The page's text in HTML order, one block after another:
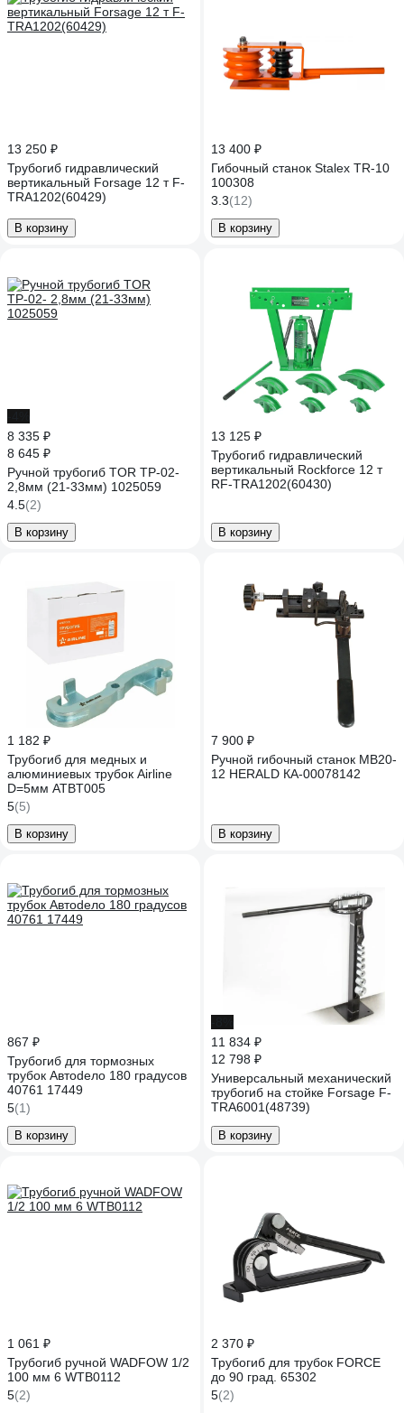
13 250 ₽
Трубогиб гидравлический
вертикальный Forsage 12 т F-
TRA1202(60429)
В корзину
13 400 ₽
Гибочный станок Stalex TR-10
100308
3.3(12)
В корзину
8 335 ₽
8 645 ₽
Ручной трубогиб TOR ТР-02-
2,8мм (21-33мм) 1025059
4.5(2)
В корзину
13 125 ₽
Трубогиб гидравлический
вертикальный Rockforce 12 т
RF-TRA1202(60430)
В корзину
1 182 ₽
Трубогиб для медных и
алюминиевых трубок Airline
D=5мм ATBT005
5(5)
В корзину
7 900 ₽
Ручной гибочный станок MB20-
12 HERALD КА-00078142
В корзину
867 ₽
Трубогиб для тормозных
трубок Автоdело 180 градусов
40761 17449
5(1)
В корзину
11 834 ₽
12 798 ₽
Универсальный механический
трубогиб на стойке Forsage F-
TRA6001(48739)
В корзину
1 061 ₽
Трубогиб ручной WADFOW 1/2
100 мм 6 WTB0112
5(2)
2 370 ₽
Трубогиб для трубок FORCE
до 90 град. 65302
5(2)